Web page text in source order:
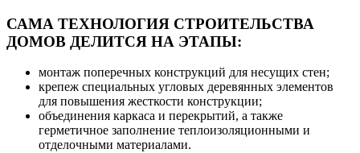
САМА ТЕХНОЛОГИЯ СТРОИТЕЛЬСТВА
ДОМОВ ДЕЛИТСЯ НА ЭТАПЫ:
монтаж поперечных конструкций для несущих стен;
крепеж специальных угловых деревянных элементов
для повышения жесткости конструкции;
объединения каркаса и перекрытий, а также
герметичное заполнение теплоизоляционными и
отделочными материалами.